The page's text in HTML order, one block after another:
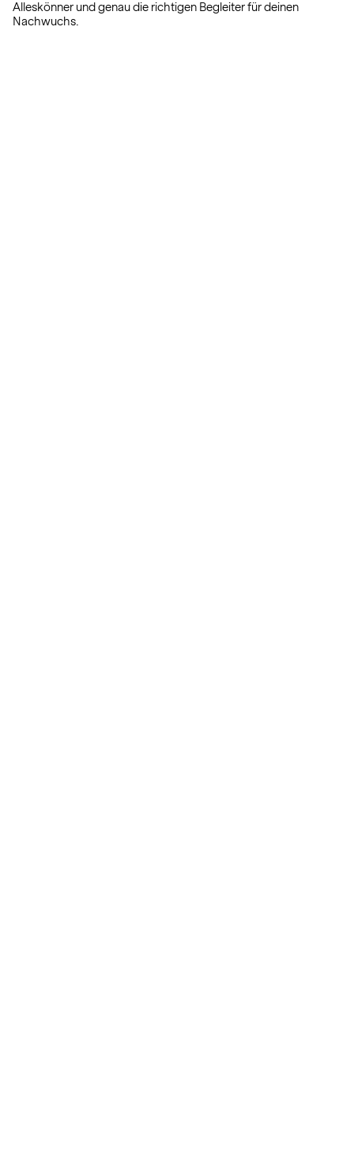
Alleskönner und genau die richtigen Begleiter für deinen
Nachwuchs.